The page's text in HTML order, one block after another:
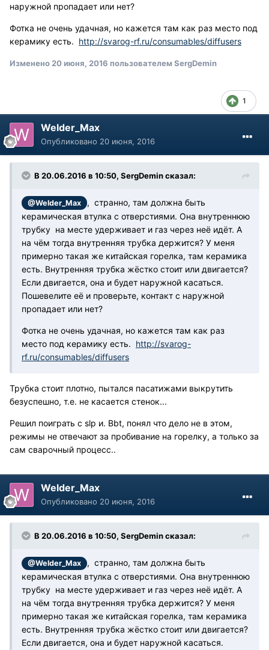
наружной пропадает или нет?
Фотка не очень удачная, но кажется там как раз место под
керамику есть. http://svarog-rf.ru/consumables/diffusers
Изменено 20 июня, 2016 пользователем SergDemin
1
Welder_Max
Опубликовано 20 июня, 2016
В 20.06.2016 в 10:50, SergDemin сказал:
@Welder_Max
, странно, там должна быть
керамическая втулка с отверстиями. Она внутреннюю
трубку на месте удерживает и газ через неё идёт. А
на чём тогда внутренняя трубка держится? У меня
примерно такая же китайская горелка, там керамика
есть. Внутренняя трубка жёстко стоит или двигается?
Если двигается, она и будет наружной касаться.
Пошевелите её и проверьте, контакт с наружной
пропадает или нет?
Фотка не очень удачная, но кажется там как раз
место под керамику есть. http://svarog-
rf.ru/consumables/diffusers
Трубка стоит плотно, пытался пасатижами выкрутить
безуспешно, т.е. не касается стенок...
Решил поиграть с slp и. Bbt, понял что дело не в этом,
режимы не отвечают за пробивание на горелку, а только за
сам сварочный процесс..
Welder_Max
Опубликовано 20 июня, 2016
В 20.06.2016 в 10:50, SergDemin сказал:
@Welder_Max
, странно, там должна быть
керамическая втулка с отверстиями. Она внутреннюю
трубку на месте удерживает и газ через неё идёт. А
на чём тогда внутренняя трубка держится? У меня
примерно такая же китайская горелка, там керамика
есть. Внутренняя трубка жёстко стоит или двигается?
Если двигается, она и будет наружной касаться.